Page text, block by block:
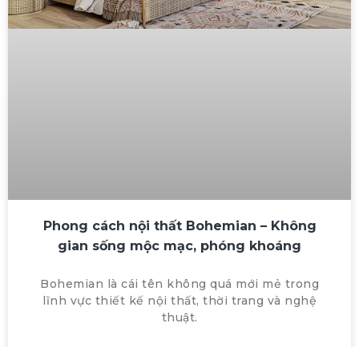
Phong cách nội thất Bohemian – Không
gian sống mộc mạc, phóng khoáng
Bohemian là cái tên không quá mới mẻ trong
lĩnh vực thiết kế nội thất, thời trang và nghệ
thuật.